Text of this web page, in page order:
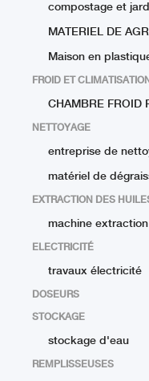
compostage et
MATERIEL DE
Maison en
FROID ET CLIMATISATION
CHAMBRE FROID
NETTOYAGE
entreprise de
matériel de
EXTRACTION DES
machine
ELECTRICITÉ
travaux électricité
DOSEURS
STOCKAGE
stockage d'eau
REMPLISSEUSES